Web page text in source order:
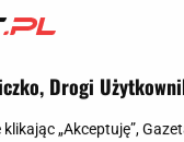
również panujące w
Drogi
„Akceptuję”,